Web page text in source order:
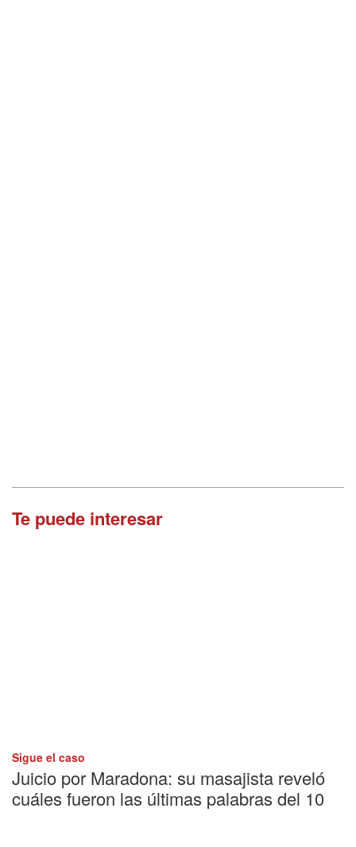
Te puede interesar
Sigue el caso
Juicio por Maradona: su masajista reveló
cuáles fueron las últimas palabras del 10